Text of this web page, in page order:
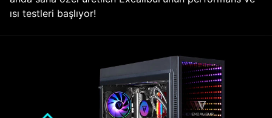
ısı testleri başlıyor!